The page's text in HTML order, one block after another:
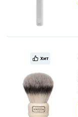
Хит